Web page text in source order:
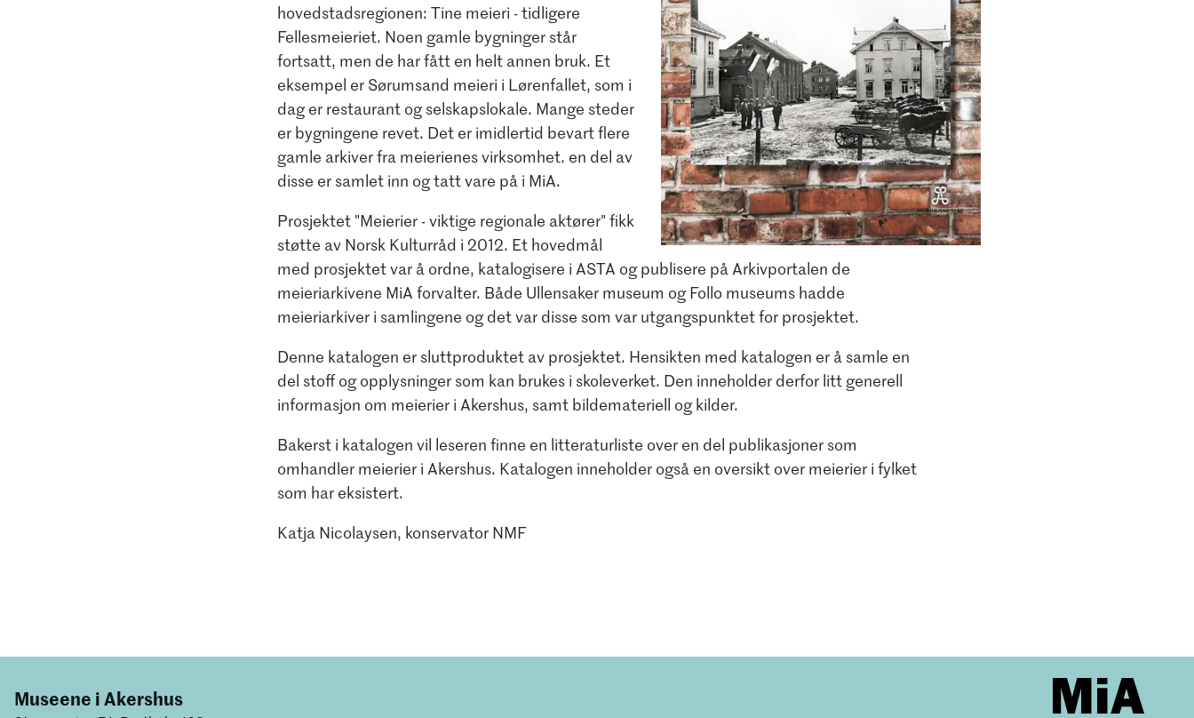
hovedstadsregionen: Tine meieri - tidligere
Fellesmeieriet. Noen gamle bygninger står
fortsatt, men de har fått en helt annen bruk. Et
eksempel er Sørumsand meieri i Lørenfallet, som i
dag er restaurant og selskapslokale. Mange steder
er bygningene revet. Det er imidlertid bevart flere
gamle arkiver fra meierienes virksomhet. en del av
disse er samlet inn og tatt vare på i MiA.
Prosjektet "Meierier - viktige regionale aktører" fikk
støtte av Norsk Kulturråd i 2012. Et hovedmål
med prosjektet var å ordne, katalogisere i ASTA og publisere på Arkivportalen de
meieriarkivene MiA forvalter. Både Ullensaker museum og Follo museums hadde
meieriarkiver i samlingene og det var disse som var utgangspunktet for prosjektet.
Denne katalogen er sluttproduktet av prosjektet. Hensikten med katalogen er å samle en
del stoff og opplysninger som kan brukes i skoleverket. Den inneholder derfor litt generell
informasjon om meierier i Akershus, samt bildemateriell og kilder.
Bakerst i katalogen vil leseren finne en litteraturliste over en del publikasjoner som
omhandler meierier i Akershus. Katalogen inneholder også en oversikt over meierier i fylket
som har eksistert.
Katja Nicolaysen, konservator NMF
Museene i Akershus